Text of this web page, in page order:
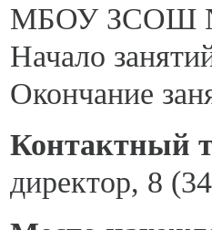
МБОУ ЗСОШ №
Начало
Окончание
Контактный
директор, 8